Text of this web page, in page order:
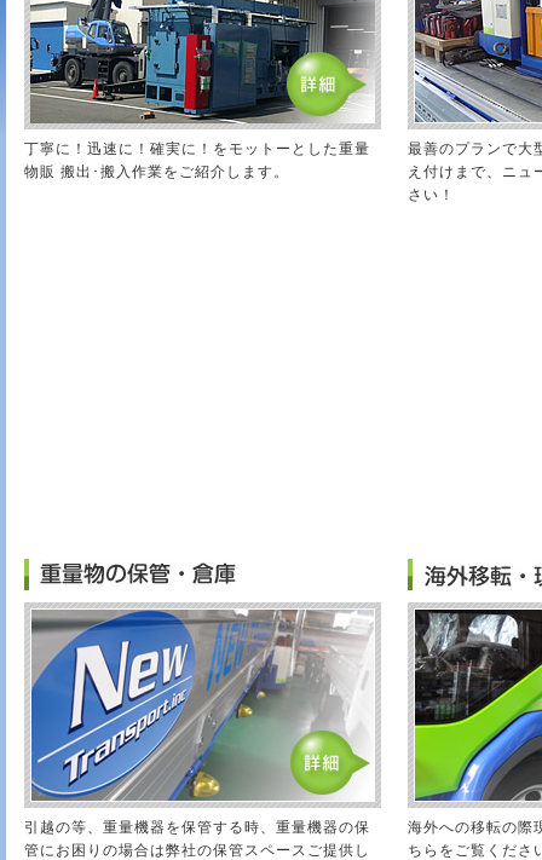
丁寧に！迅速に！確実に！をモットーとした重量
物販 搬出･搬入作業をご紹介します。
最善のプランで大
え付けまで、ニュ
さい！
引越の等、重量機器を保管する時、重量機器の保
管にお困りの場合は弊社の保管スペースご提供し
海外への移転の際
ちらをご覧くださ